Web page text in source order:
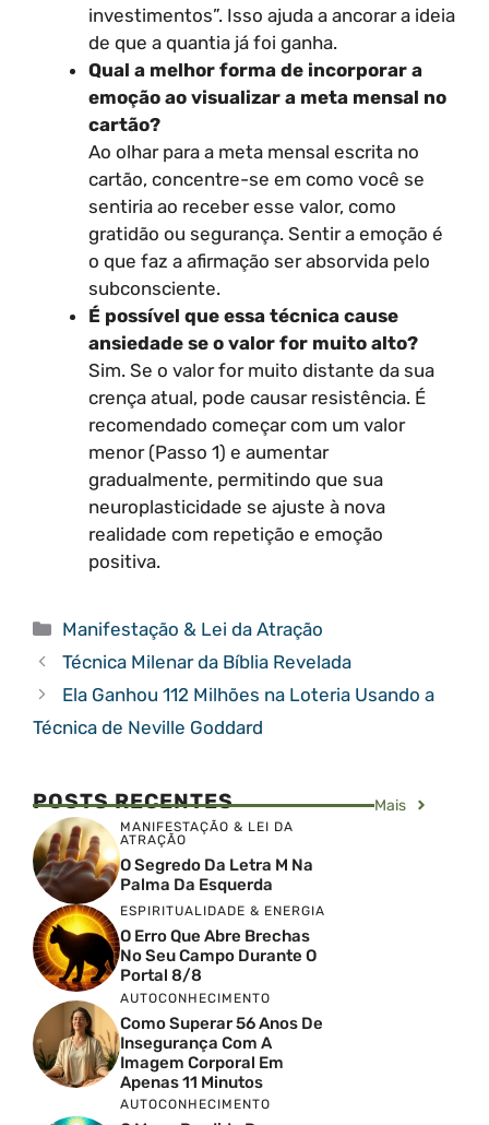
investimentos”. Isso ajuda a ancorar a ideia
de que a quantia já foi ganha.
Qual a melhor forma de incorporar a
emoção ao visualizar a meta mensal no
cartão?
Ao olhar para a meta mensal escrita no
cartão, concentre-se em como você se
sentiria ao receber esse valor, como
gratidão ou segurança. Sentir a emoção é
o que faz a afirmação ser absorvida pelo
subconsciente.
É possível que essa técnica cause
ansiedade se o valor for muito alto?
Sim. Se o valor for muito distante da sua
crença atual, pode causar resistência. É
recomendado começar com um valor
menor (Passo 1) e aumentar
gradualmente, permitindo que sua
neuroplasticidade se ajuste à nova
realidade com repetição e emoção
positiva.
Categorias
Manifestação & Lei da Atração
Técnica Milenar da Bíblia Revelada
Ela Ganhou 112 Milhões na Loteria Usando a
Técnica de Neville Goddard
POSTS RECENTES Mais
MANIFESTAÇÃO & LEI DA
ATRAÇÃO
O Segredo Da Letra M Na
Palma Da Esquerda
ESPIRITUALIDADE & ENERGIA
O Erro Que Abre Brechas
No Seu Campo Durante O
Portal 8/8
AUTOCONHECIMENTO
Como Superar 56 Anos De
Insegurança Com A
Imagem Corporal Em
Apenas 11 Minutos
AUTOCONHECIMENTO